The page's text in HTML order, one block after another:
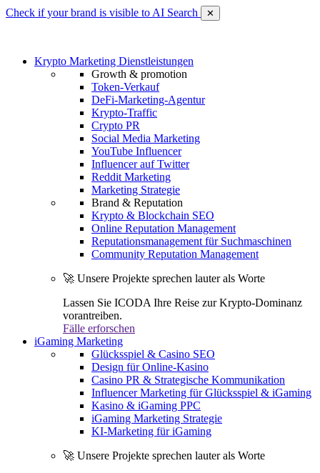
Check if your brand is visible to AI Search ✕
Krypto Marketing Dienstleistungen
Growth & promotion
Token-Verkauf
DeFi-Marketing-Agentur
Krypto-Traffic
Crypto PR
Social Media Marketing
YouTube Influencer
Influencer auf Twitter
Reddit Marketing
Marketing Strategie
Brand & Reputation
Krypto & Blockchain SEO
Online Reputation Management
Reputationsmanagement für Suchmaschinen
Community Reputation Management
🚀 Unsere Projekte sprechen lauter als Worte
Lassen Sie ICODA Ihre Reise zur Krypto-Dominanz
vorantreiben.
Fälle erforschen
iGaming Marketing
Glücksspiel & Casino SEO
Design für Online-Kasino
Casino PR & Strategische Kommunikation
Influencer Marketing für Glücksspiel & iGaming
Kasino & iGaming PPC
iGaming Marketing Strategie
KI-Marketing für iGaming
🚀 Unsere Projekte sprechen lauter als Worte